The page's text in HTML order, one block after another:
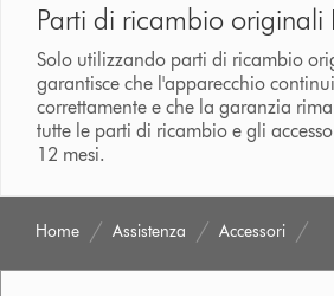
Parti di ricambio originali
Solo utilizzando parti di ricambio
garantisce che l'apparecchio
correttamente e che la garanzia
tutte le parti di ricambio e gli
12 mesi.
Home Assistenza Accessori